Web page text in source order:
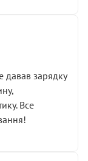
реальної
що
у гальмах
давав зарядку
Все